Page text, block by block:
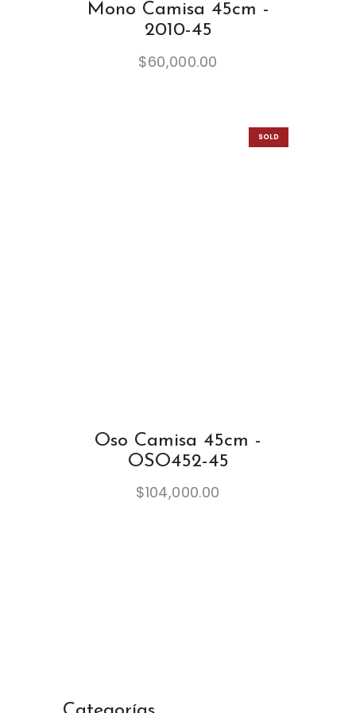
Mono Camisa 45cm -
2010-45
$60,000.00
SOLD
Oso Camisa 45cm -
OSO452-45
$104,000.00